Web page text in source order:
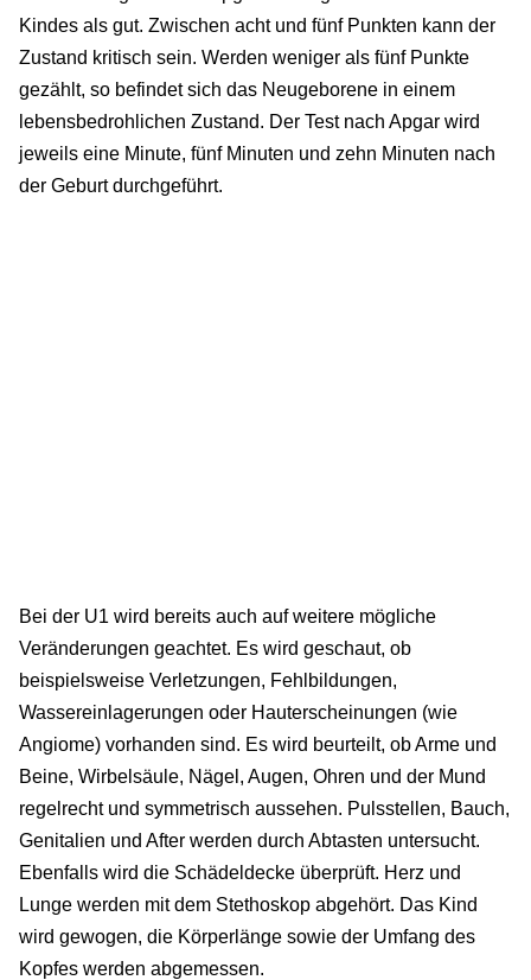
Kindes als gut. Zwischen acht und fünf Punkten kann der
Zustand kritisch sein. Werden weniger als fünf Punkte
gezählt, so befindet sich das Neugeborene in einem
lebensbedrohlichen Zustand. Der Test nach Apgar wird
jeweils eine Minute, fünf Minuten und zehn Minuten nach
der Geburt durchgeführt.
Bei der U1 wird bereits auch auf weitere mögliche
Veränderungen geachtet. Es wird geschaut, ob
beispielsweise Verletzungen, Fehlbildungen,
Wassereinlagerungen oder Hauterscheinungen (wie
Angiome) vorhanden sind. Es wird beurteilt, ob Arme und
Beine, Wirbelsäule, Nägel, Augen, Ohren und der Mund
regelrecht und symmetrisch aussehen. Pulsstellen, Bauch,
Genitalien und After werden durch Abtasten untersucht.
Ebenfalls wird die Schädeldecke überprüft. Herz und
Lunge werden mit dem Stethoskop abgehört. Das Kind
wird gewogen, die Körperlänge sowie der Umfang des
Kopfes werden abgemessen.